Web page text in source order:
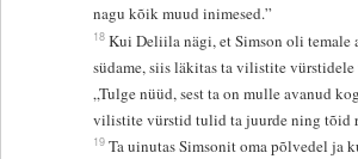
nagu kõik muud inimesed.”
18 Kui Deliila nägi, et Simson oli temale
südame, siis läkitas ta vilistite vürstidele
„Tulge nüüd, sest ta on mulle avanud
vilistite vürstid tulid ta juurde ning tõid
19 Ta uinutas Simsonit oma põlvedel ja